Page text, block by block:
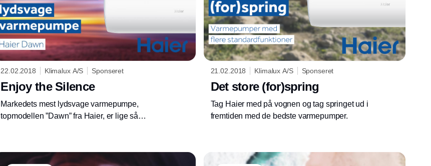
22.02.2018 Klimalux A/S Sponseret
Enjoy the Silence
Markedets mest lydsvage varmepumpe,
topmodellen ”Dawn” fra Haier, er lige så
21.02.2018 Klimalux A/S Sponseret
Det store (for)spring
Tag Haier med på vognen og tag springet ud i
fremtiden med de bedste varmepumper.